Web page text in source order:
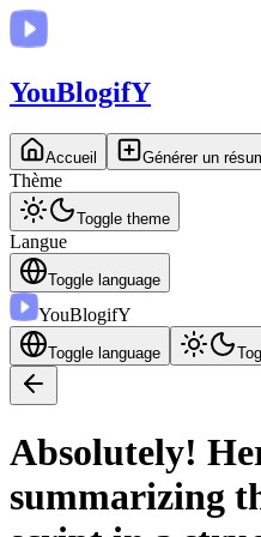
YouBlogifY
Accueil Générer un
Thème
Toggle theme
Langue
Toggle language
YouBlogifY
Toggle language
Absolutely!
summarizing